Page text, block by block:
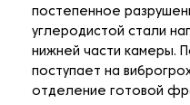
постепенное
углеродистой стали
нижней части камеры.
поступает на
отделение готовой